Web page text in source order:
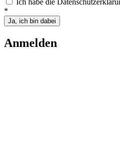
Ich habe die
*
Ja, ich bin dabei
Anmelden